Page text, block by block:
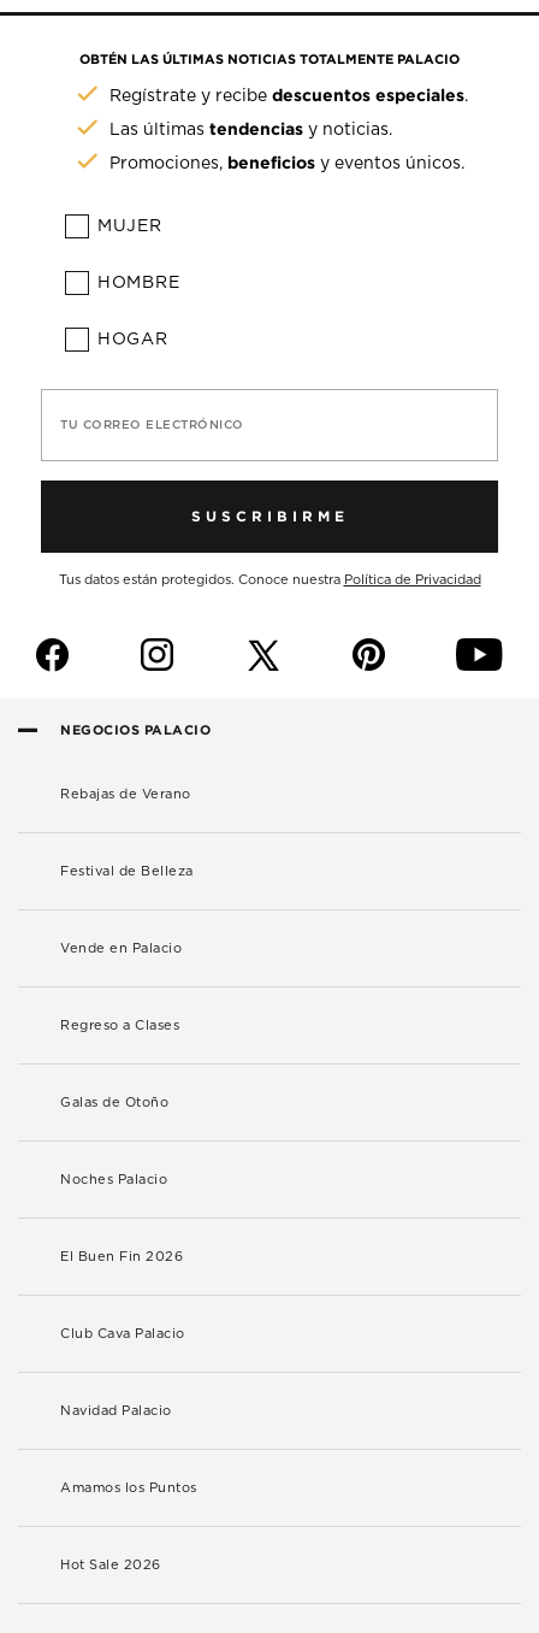
OBTÉN LAS ÚLTIMAS NOTICIAS TOTALMENTE PALACIO
Regístrate y recibedescuentos especiales.
Las últimastendencias y noticias.
Promociones, beneficios y eventos únicos.
MUJER
HOMBRE
HOGAR
TU CORREO ELECTRÓNICO
SUSCRIBIRME
Tus datos están protegidos. Conoce nuestra Política de Privacidad
f i p y
NEGOCIOS PALACIO
Rebajas de Verano
Festival de Belleza
Vende en Palacio
Regreso a Clases
Galas de Otoño
Noches Palacio
El Buen Fin 2026
Club Cava Palacio
Navidad Palacio
Amamos los Puntos
Hot Sale 2026